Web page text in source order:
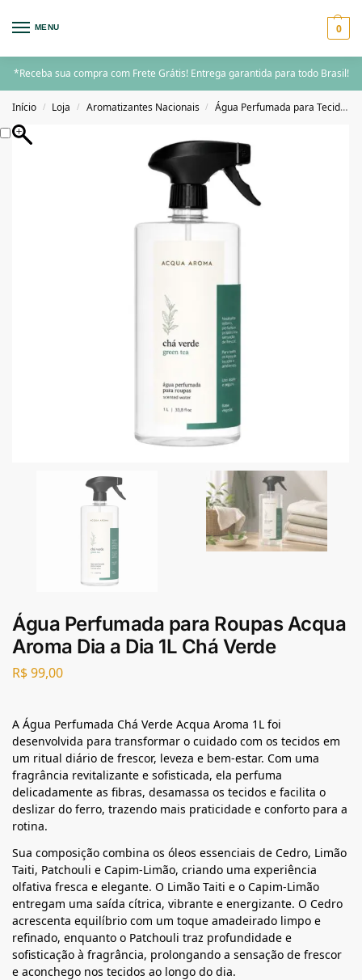
MENU 0
*Receba sua compra com Frete Grátis! Entrega garantida para todo Brasil!
Início / Loja / Aromatizantes Nacionais / Água Perfumada para Tecidos
Água Perfumada para Roupas Acqua
Aroma Dia a Dia 1L Chá Verde
R$99,00
A Água Perfumada Chá Verde Acqua Aroma 1L foi
desenvolvida para transformar o cuidado com os tecidos em
um ritual diário de frescor, leveza e bem-estar. Com uma
fragrância revitalizante e sofisticada, ela perfuma
delicadamente as fibras, desamassa os tecidos e facilita o
deslizar do ferro, trazendo mais praticidade e conforto para a
rotina.
Sua composição combina os óleos essenciais de Cedro, Limão
Taiti, Patchouli e Capim-Limão, criando uma experiência
olfativa fresca e elegante. O Limão Taiti e o Capim-Limão
entregam uma saída cítrica, vibrante e energizante. O Cedro
acrescenta equilíbrio com um toque amadeirado limpo e
refinado, enquanto o Patchouli traz profundidade e
sofisticação à fragrância, prolongando a sensação de frescor
e aconchego nos tecidos ao longo do dia.